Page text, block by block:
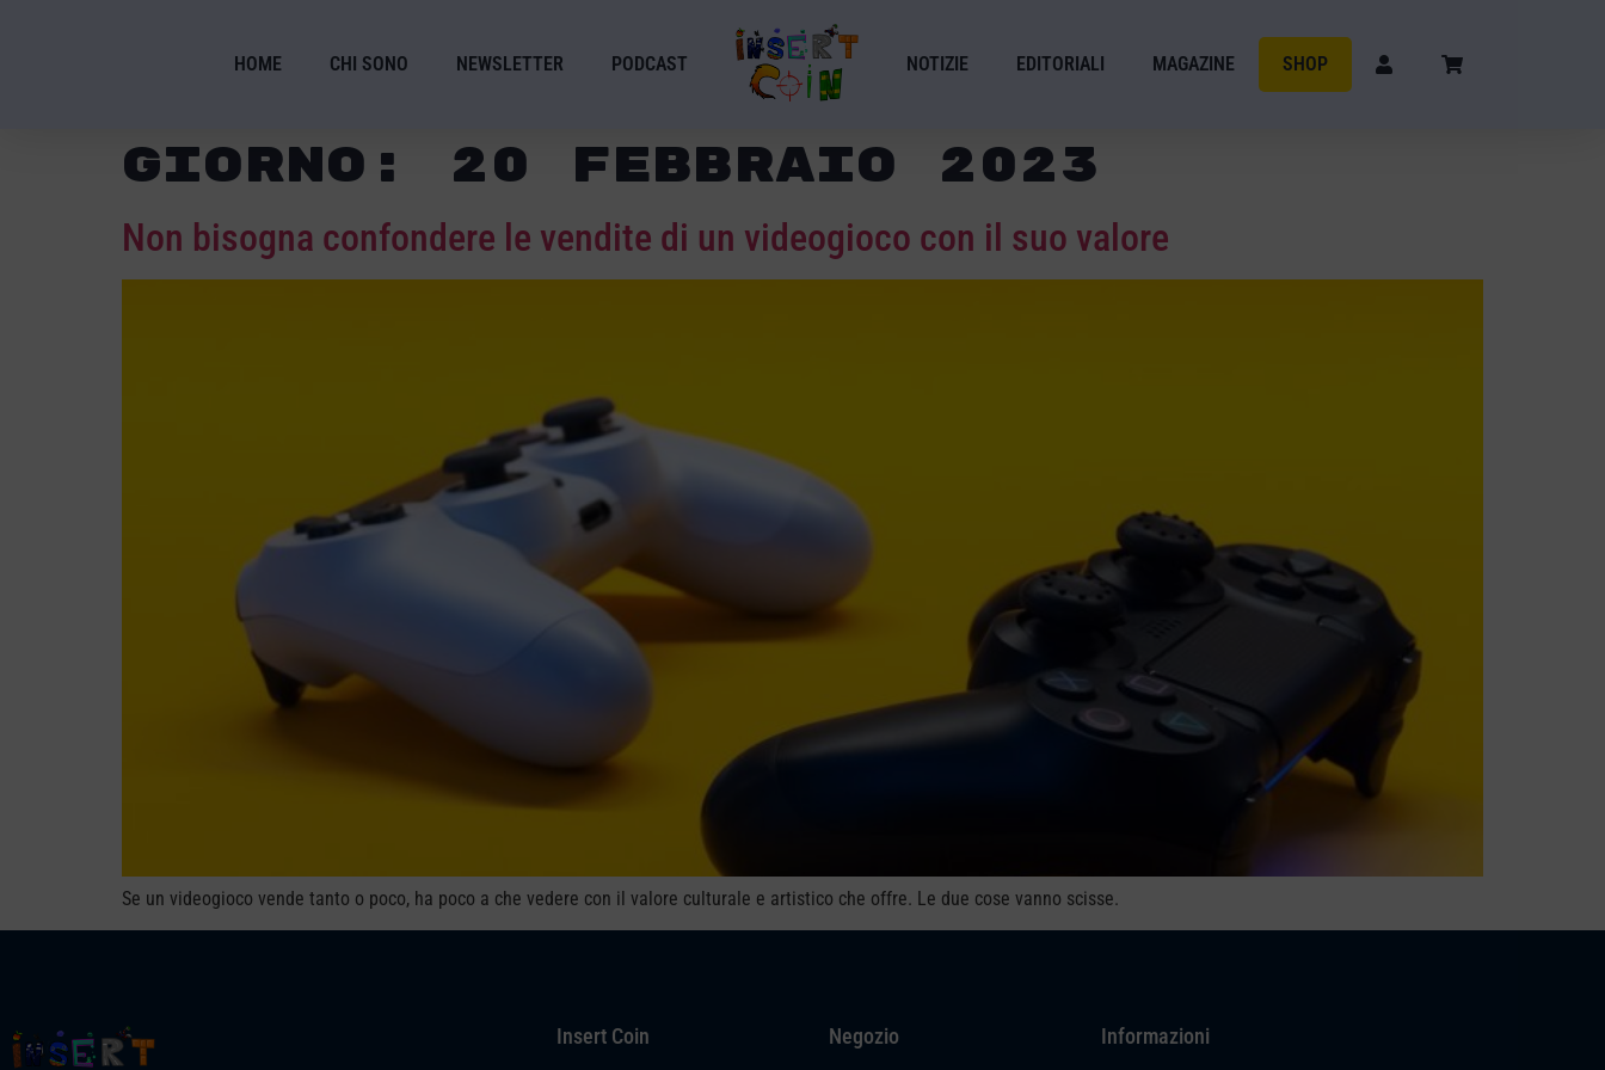
HOME CHI SONO NEWSLETTER PODCAST NOTIZIE EDITORIALI MAGAZINE SHOP
Giorno: 20 Febbraio 2023
Non bisogna confondere le vendite di un videogioco con il suo valore
Se un videogioco vende tanto o poco, ha poco a che vedere con il valore culturale e artistico che offre. Le due cose vanno scisse.
Insert Coin Negozio Informazioni